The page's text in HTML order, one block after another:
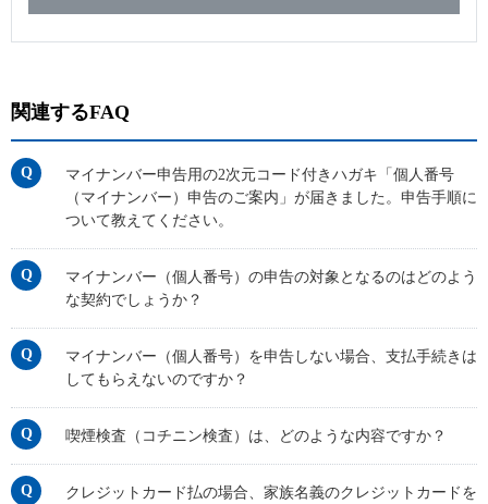
関連するFAQ
マイナンバー申告用の2次元コード付きハガキ「個人番号
（マイナンバー）申告のご案内」が届きました。申告手順に
ついて教えてください。
マイナンバー（個人番号）の申告の対象となるのはどのよう
な契約でしょうか？
マイナンバー（個人番号）を申告しない場合、支払手続きは
してもらえないのですか？
喫煙検査（コチニン検査）は、どのような内容ですか？
クレジットカード払の場合、家族名義のクレジットカードを